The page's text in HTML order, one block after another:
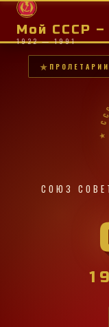
Мой СССР –
1922 — 1991
★
СОЮЗ